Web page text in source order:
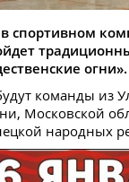
спортивном
огни».
команды из
Московской
народных